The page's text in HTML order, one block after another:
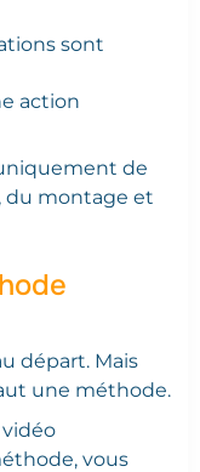
sont
action
de
du montage et
départ. Mais
une méthode.
vous